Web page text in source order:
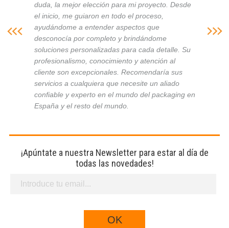
duda, la mejor elección para mi proyecto. Desde
el inicio, me guiaron en todo el proceso,
ayudándome a entender aspectos que
desconocía por completo y brindándome
soluciones personalizadas para cada detalle. Su
profesionalismo, conocimiento y atención al
cliente son excepcionales. Recomendaría sus
servicios a cualquiera que necesite un aliado
confiable y experto en el mundo del packaging en
España y el resto del mundo.
¡Apúntate a nuestra Newsletter para estar al día de
todas las novedades!